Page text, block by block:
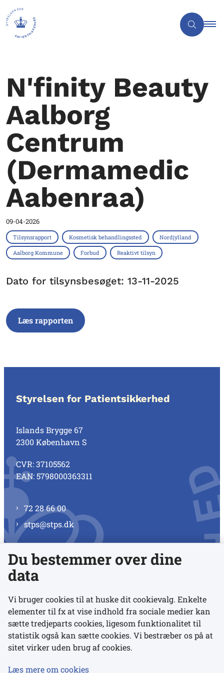
N'finity Beauty
Aalborg
Centrum
(Dermamedic
Aabenraa)
09-04-2026
Tilsynsrapport Kosmetisk behandlingssted Nordjylland
Aalborg Kommune Forbud Reaktivt tilsyn
Dato for tilsynsbesøget: 13-11-2025
Læs rapporten
Styrelsen for Patientsikkerhed
Islands Brygge 67
2300 København S
CVR: 37105562
EAN: 5798000363311
72 28 66 00
stps@stps.dk
Se alle kontaktnumre
Links
Udgivelser
Du bestemmer over dine
data
Vi bruger cookies til at huske dit cookievalg. Enkelte
elementer til fx at vise indhold fra sociale medier kan
sætte tredjeparts cookies, ligesom funktionalitet til
statistik også kan sætte cookies. Vi bestræber os på at
sitet virker uden brug af cookies.
Læs mere om cookies